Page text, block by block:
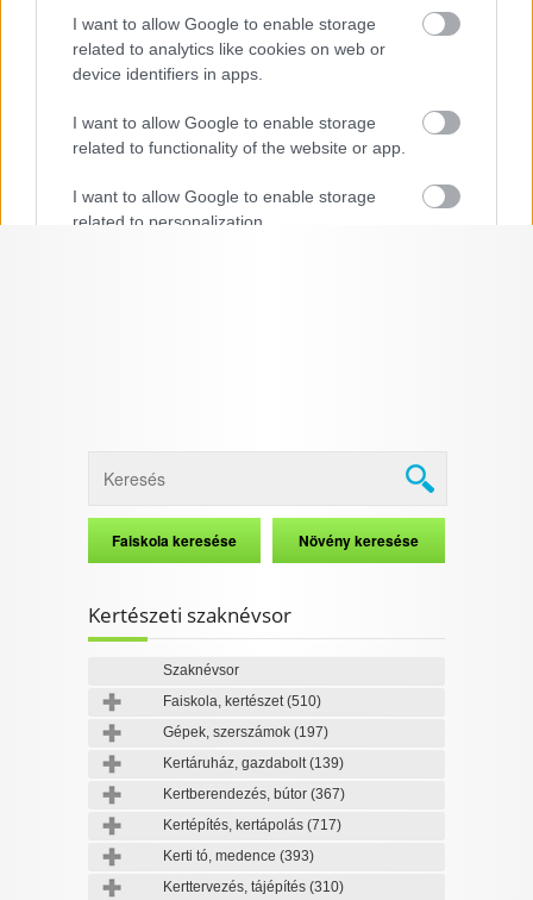
I want to allow Google to enable storage
related to analytics like cookies on web or
device identifiers in apps.
I want to allow Google to enable storage
related to functionality of the website or app.
I want to allow Google to enable storage
related to personalization.
Data Deletion Privacy Policy
10
10
Kertészeti szaknévsor
Szaknévsor
Faiskola, kertészet(510)
Gépek, szerszámok (197)
Kertáruház, gazdabolt(139)
Kertberendezés, bútor (367)
Kertépítés, kertápolás (717)
Kerti tó, medence (393)
Kerttervezés, tájépítés (310)